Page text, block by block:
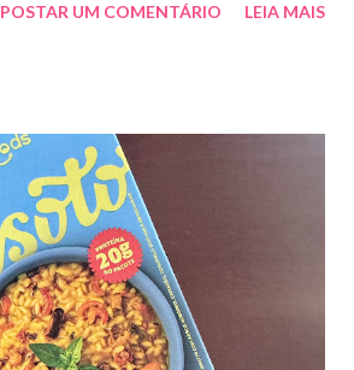
POSTAR UM COMENTÁRIO LEIA MAIS